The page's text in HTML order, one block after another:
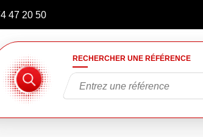
47 20 50
RECHERCHER UNE RÉFÉRENCE